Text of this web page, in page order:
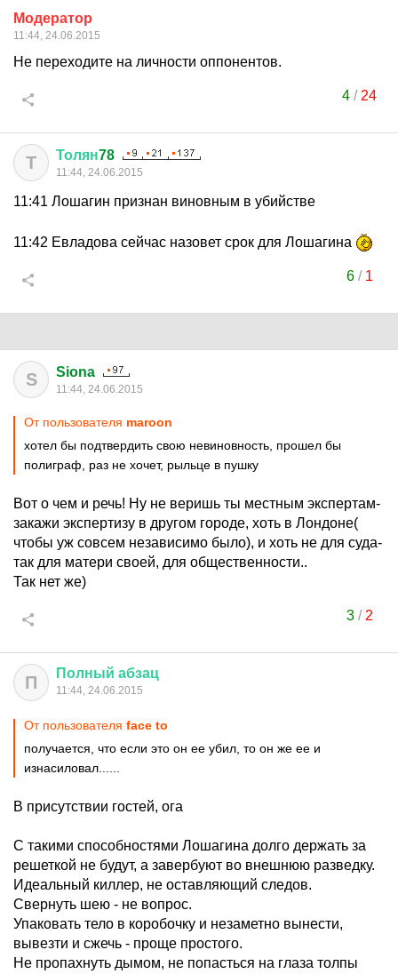
Модератор
11:44, 24.06.2015
Не переходите на личности оппонентов.
4 / 24
Т Толян78
11:44, 24.06.2015
11:41 Лошагин признан виновным в убийстве
11:42 Евладова сейчас назовет срок для Лошагина
6/ 1
S Siona
11:44, 24.06.2015
От пользователя maroon
хотел бы подтвердить свою невиновность, прошел бы
полиграф, раз не хочет, рыльце в пушку
Вот о чем и речь! Ну не веришь ты местным экспертам-
закажи экспертизу в другом городе, хоть в Лондоне(
чтобы уж совсем независимо было), и хоть не для суда-
так для матери своей, для общественности..
Так нет же)
3/ 2
П Полный абзац
11:44, 24.06.2015
От пользователя face to
получается, что если это он ее убил, то он же ее и
изнасиловал......
В присутствии гостей, ога
С такими способностями Лошагина долго держать за
решеткой не будут, а завербуют во внешнюю разведку.
Идеальный киллер, не оставляющий следов.
Свернуть шею - не вопрос.
Упаковать тело в коробочку и незаметно вынести,
вывезти и сжечь - проще простого.
Не пропахнуть дымом, не попасться на глаза толпы